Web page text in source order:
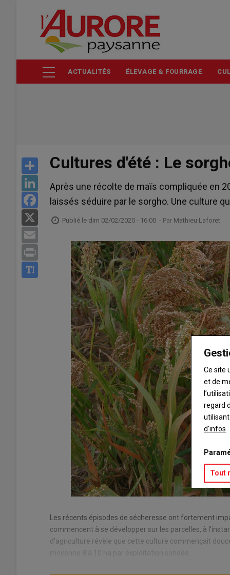
contenu
ACTUALITÉS ÉLEVAGE & FOURRAGE
Share
LinkedIn
Facebook
Cultures d'été : Le
Après une récolte de maïs compliquée en
laissés séduire par le sorgho. Une culture
Publié le dim 02/02/2020 - 16:00 - Par Mathieu Laforet
Les récents épisodes de sécheresse ont fortement
commencent à se développer sur les parcelles, à
d'agriculture révèle que cette culture commençait
moyenne 8 à 10 ha par exploitation sondée.
Ce site
et de
regard
utilisant
d'infos
Tout